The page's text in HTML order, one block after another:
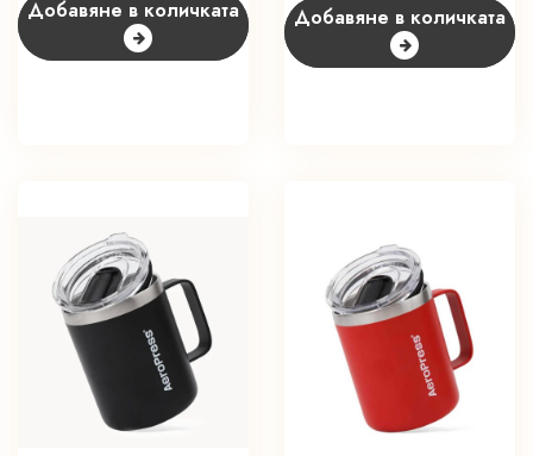
Добавяне в количката Добавяне в количката